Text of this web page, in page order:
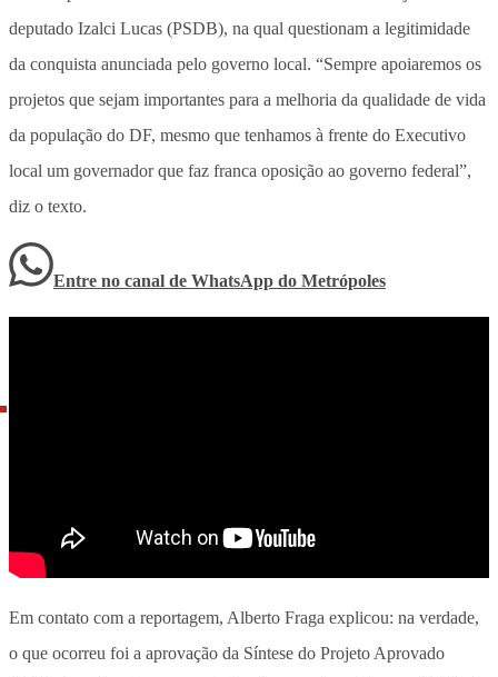
deputado Izalci Lucas (PSDB), na qual questionam a legitimidade
da conquista anunciada pelo governo local. “Sempre apoiaremos os
projetos que sejam importantes para a melhoria da qualidade de vida
da população do DF, mesmo que tenhamos à frente do Executivo
local um governador que faz franca oposição ao governo federal”,
diz o texto.
Entre no canal de WhatsApp do Metrópoles
Em contato com a reportagem, Alberto Fraga explicou: na verdade,
o que ocorreu foi a aprovação da Síntese do Projeto Aprovado